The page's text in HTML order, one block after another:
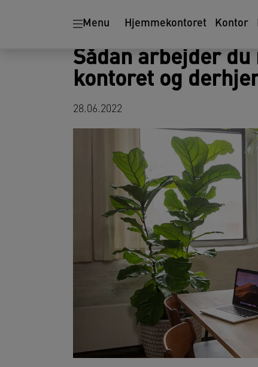
Menu Hjemmekontoret Kontor
Sådan arbejder
kontoret og
28.06.2022